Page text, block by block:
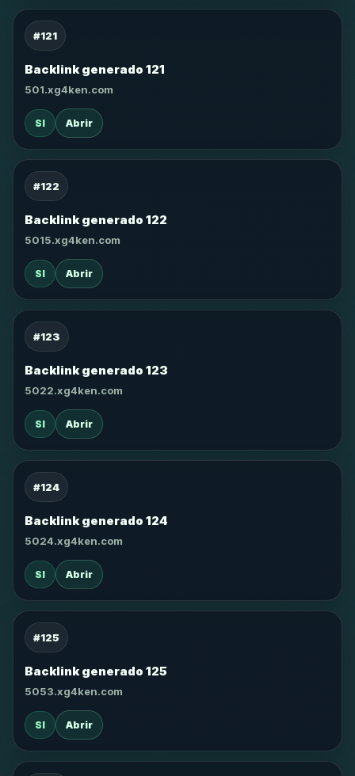
#121
Backlink generado 121
501.xg4ken.com
SI Abrir
#122
Backlink generado 122
5015.xg4ken.com
SI Abrir
#123
Backlink generado 123
5022.xg4ken.com
SI Abrir
#124
Backlink generado 124
5024.xg4ken.com
SI Abrir
#125
Backlink generado 125
5053.xg4ken.com
SI Abrir